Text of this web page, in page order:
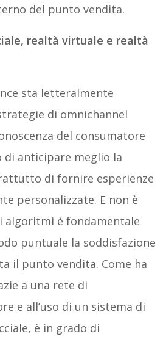
del punto vendita.
realtà virtuale e realtà
sta letteralmente
di omnichannel
del consumatore
anticipare meglio la
di fornire esperienze
personalizzate. E non è
è fondamentale
puntuale la soddisfazione
il punto vendita. Come ha
a una rete di
e all’uso di un sistema di
è in grado di